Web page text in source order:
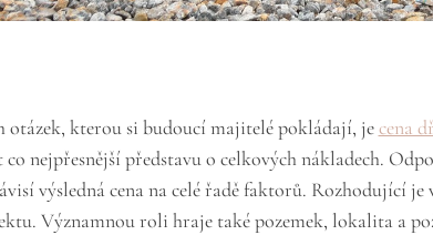
otázek, kterou si budoucí majitelé pokládají, jecena
co nejpřesnější představu o celkových nákladech.
výsledná cena na celé řadě faktorů. Rozhodující
Významnou roli hraje také pozemek, lokalita a